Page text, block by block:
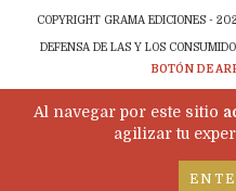
Al navegar por este sitio
agilizar tu
COPYRIGHT GRAMA EDICIONES -
DEFENSA DE LAS Y LOS
BOTÓN DE